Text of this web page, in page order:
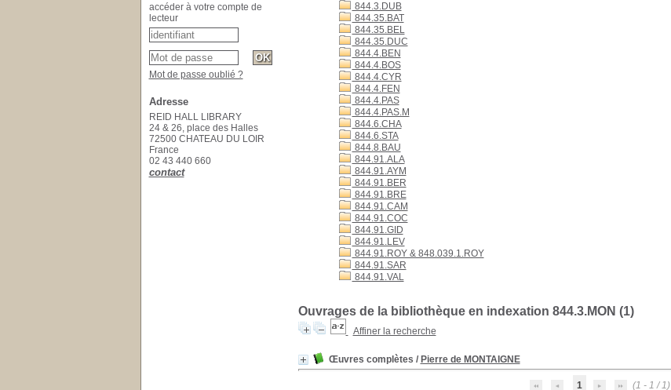
844.3.DUB
844.35.BAT
844.35.BEL
844.35.DUC
844.4.BEN
844.4.BOS
844.4.CYR
844.4.FEN
844.4.PAS
844.4.PAS.M
844.6.CHA
844.6.STA
844.8.BAU
844.91.ALA
844.91.AYM
844.91.BER
844.91.BRE
844.91.CAM
844.91.COC
844.91.GID
844.91.LEV
844.91.ROY & 848.039.1.ROY
844.91.SAR
844.91.VAL
Ouvrages de la bibliothèque en indexation 844.3.MON (1)
Affiner la recherche
Œuvres complètes / Pierre de MONTAIGNE
1 (1 - 1 / 1)
accéder à votre compte de
lecteur
Mot de passe oublié ?
Adresse
REID HALL LIBRARY
24 & 26, place des Halles
72500 CHATEAU DU LOIR
France
02 43 440 660
contact